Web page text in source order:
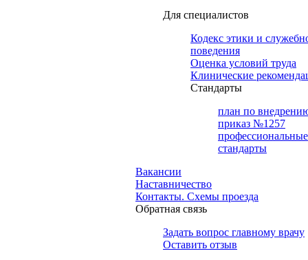
Для специалистов
Кодекс этики и
поведения
Оценка условий труда
Клинические
Cтандарты
план по
приказ №1257
профессиональные
стандарты
Вакансии
Наставничество
Контакты. Схемы проезда
Обратная связь
Задать вопрос главному врачу
Оставить отзыв